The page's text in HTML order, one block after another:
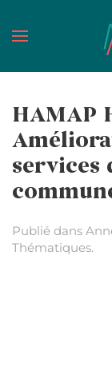
Passer
HAMAP
services
Publié dans
Thématiques.